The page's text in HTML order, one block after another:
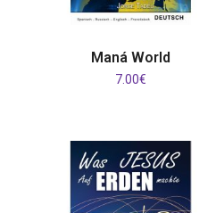
IN DEN WARENKORB
Maná World
7.00€